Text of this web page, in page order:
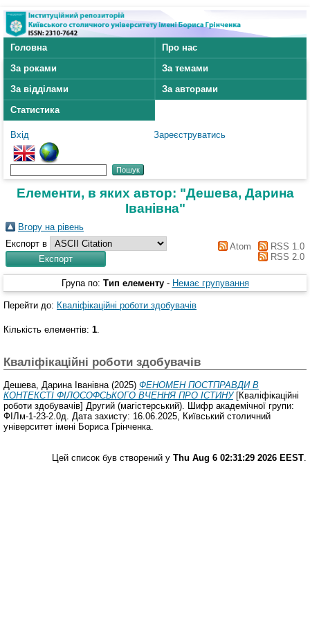
Головна
Про нас
За роками
За темами
За відділами
За авторами
Статистика
Вхід Зареєструватись
Елементи, в яких автор: "Дешева, Дарина
Іванівна"
Вгору на рівень
Експорт в
Atom
RSS 1.0
RSS 2.0
Група по: Тип елементу - Немає групування
Перейти до: Кваліфікаційні роботи здобувачів
Кількість елементів: 1.
Кваліфікаційні роботи здобувачів
Дешева, Дарина Іванівна (2025) ФЕНОМЕН ПОСТПРАВДИ В
КОНТЕКСТІ ФІЛОСОФСЬКОГО ВЧЕННЯ ПРО ІСТИНУ[Кваліфікаційні
роботи здобувачів] Другий (магістерський). Шифр академічної групи:
ФІЛм-1-23-2.0д. Дата захисту: 16.06.2025, Київський столичний
університет імені Бориса Грінченка.
Цей список був створений у Thu Aug 6 02:31:29 2026 EEST